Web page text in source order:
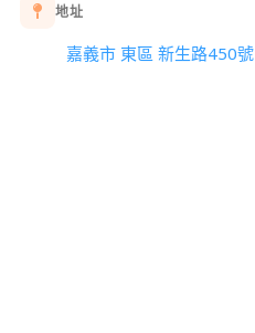
地址
嘉義市 東區 新生路450號